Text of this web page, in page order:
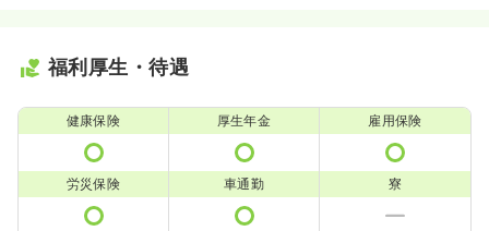
福利厚生・待遇
健康保険 厚生年金 雇用保険
労災保険 車通勤 寮